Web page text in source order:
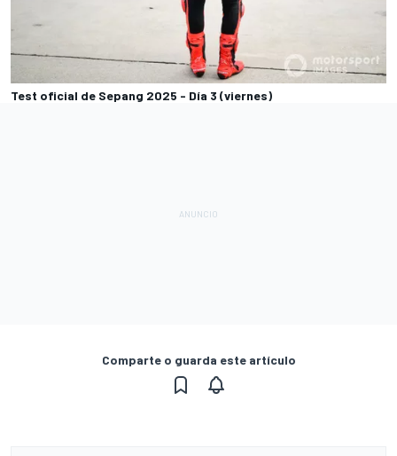
Test oficial de Sepang 2025 - Día 3 (viernes)
Comparte o guarda este artículo